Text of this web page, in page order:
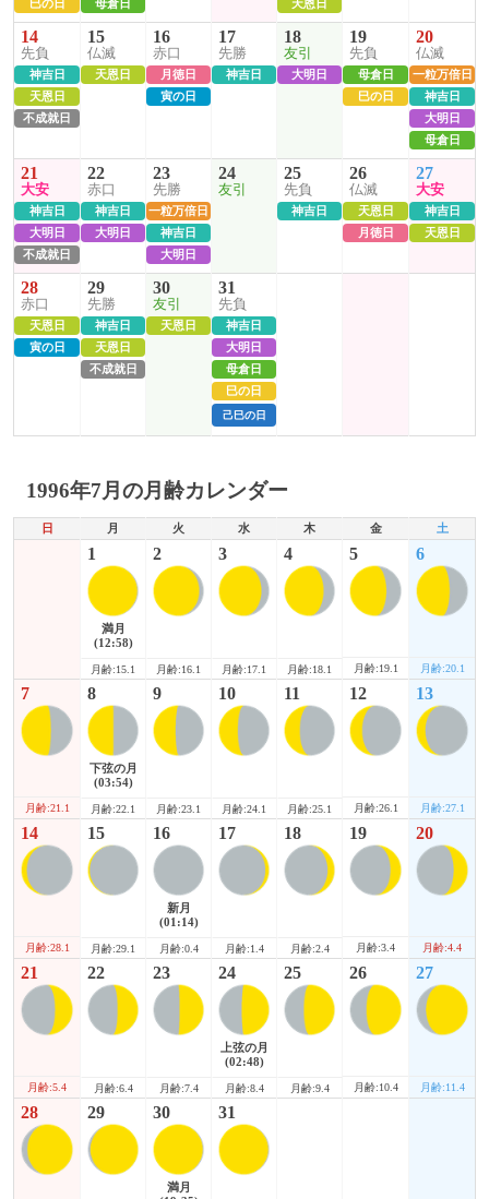
巳の日
母倉日
天恩日
14
先負
神吉日
天恩日
不成就日
15
仏滅
天恩日
16
赤口
月徳日
寅の日
17
先勝
神吉日
18
友引
大明日
19
先負
母倉日
巳の日
20
仏滅
一粒万倍日
神吉日
大明日
母倉日
21
大安
神吉日
大明日
不成就日
22
赤口
神吉日
大明日
23
先勝
一粒万倍日
神吉日
大明日
24
友引
25
先負
神吉日
26
仏滅
天恩日
月徳日
27
大安
神吉日
天恩日
28
赤口
天恩日
寅の日
29
先勝
神吉日
天恩日
不成就日
30
友引
天恩日
31
先負
神吉日
大明日
母倉日
巳の日
己巳の日
1996年7月の月齢カレンダー
日 月 火 水 木 金 土
1
満月
(12:58)
月齢:15.1
2
月齢:16.1
3
月齢:17.1
4
月齢:18.1
5
月齢:19.1
6
月齢:20.1
7
月齢:21.1
8
下弦の月
(03:54)
月齢:22.1
9
月齢:23.1
10
月齢:24.1
11
月齢:25.1
12
月齢:26.1
13
月齢:27.1
14
月齢:28.1
15
月齢:29.1
16
新月
(01:14)
月齢:0.4
17
月齢:1.4
18
月齢:2.4
19
月齢:3.4
20
月齢:4.4
21
月齢:5.4
22
月齢:6.4
23
月齢:7.4
24
上弦の月
(02:48)
月齢:8.4
25
月齢:9.4
26
月齢:10.4
27
月齢:11.4
28 29 30
満月
31